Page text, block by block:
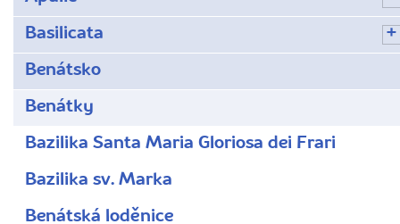
Basilicata
Benátsko
Benátky
Bazilika Santa Maria Gloriosa dei Frari
Bazilika sv. Marka
Benátská loděnice